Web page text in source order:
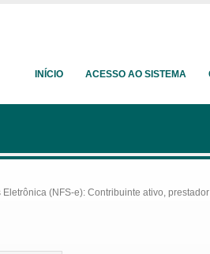
INÍCIO ACESSO AO SISTEMA
(NFS-e): Contribuinte ativo,